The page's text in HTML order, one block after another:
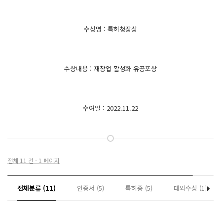
수상명 : 특허청장상
수상내용 : 재창업 활성화 유공포상
수여일 : 2022.11.22
전체 11 건 - 1 페이지
전체분류 (11) 인증서 (5) 특허증 (5) 대외수상 (1)